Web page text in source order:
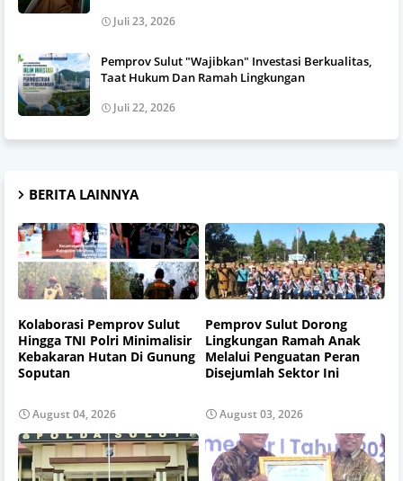
Juli 23, 2026
Pemprov Sulut "Wajibkan" Investasi Berkualitas,
Taat Hukum Dan Ramah Lingkungan
Juli 22, 2026
BERITA LAINNYA
Kolaborasi Pemprov Sulut
Hingga TNI Polri Minimalisir
Kebakaran Hutan Di Gunung
Soputan
August 04, 2026
Pemprov Sulut Dorong
Lingkungan Ramah Anak
Melalui Penguatan Peran
Disejumlah Sektor Ini
August 03, 2026